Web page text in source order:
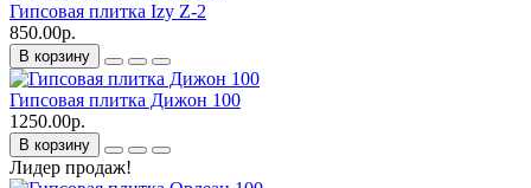
Гипсовая плитка Izy Z-2
850.00р.
В корзину
Гипсовая плитка Дижон 100
1250.00р.
В корзину
Лидер продаж!